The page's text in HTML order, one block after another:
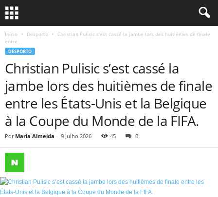
Início Desporto
Christian Pulisic s’est cassé la jambe lors des huitièmes de finale
entre...
DESPORTO
Christian Pulisic s’est cassé la
jambe lors des huitièmes de finale
entre les États-Unis et la Belgique
à la Coupe du Monde de la FIFA.
Por Maria Almeida - 9 Julho 2026 45 0